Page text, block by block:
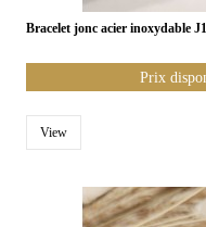
Bracelet jonc acier inoxydable
Prix
View